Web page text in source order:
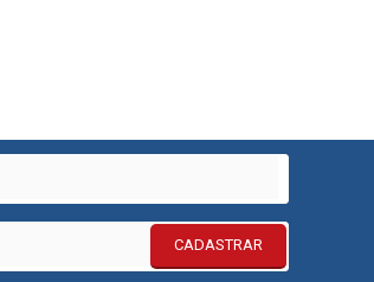
CADASTRAR